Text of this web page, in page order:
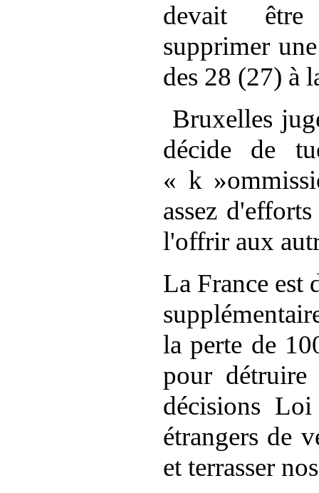
devait
être
supprimer
des 28 (27) à
Bruxelles
décide de
« k »
assez
l'offrir aux
La France est
la perte de
pour
décisions
étrangers de
et terrasser